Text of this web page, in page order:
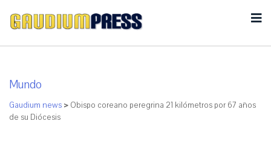
Mundo
Gaudium news > Obispo coreano peregrina 21 kilómetros por 67 años
de su Diócesis